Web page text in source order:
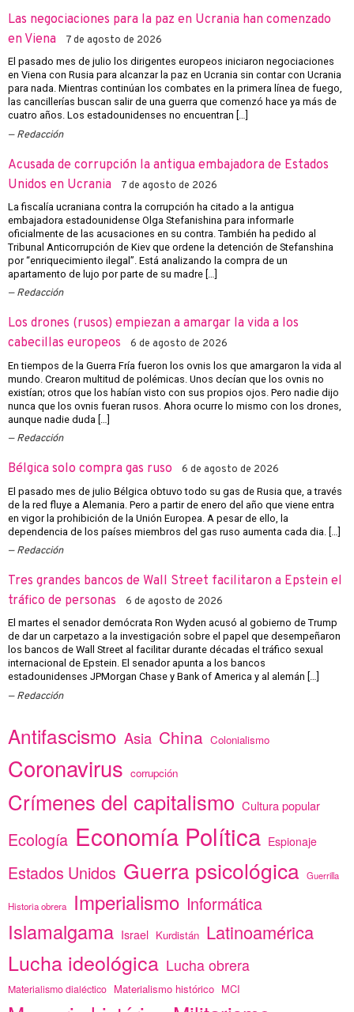
Las negociaciones para la paz en Ucrania han comenzado
en Viena
7 de agosto de 2026
El pasado mes de julio los dirigentes europeos iniciaron negociaciones
en Viena con Rusia para alcanzar la paz en Ucrania sin contar con Ucrania
para nada. Mientras continúan los combates en la primera línea de fuego,
las cancillerías buscan salir de una guerra que comenzó hace ya más de
cuatro años. Los estadounidenses no encuentran […]
Redacción
Acusada de corrupción la antigua embajadora de Estados
Unidos en Ucrania
7 de agosto de 2026
La fiscalía ucraniana contra la corrupción ha citado a la antigua
embajadora estadounidense Olga Stefanishina para informarle
oficialmente de las acusaciones en su contra. También ha pedido al
Tribunal Anticorrupción de Kiev que ordene la detención de Stefanshina
por “enriquecimiento ilegal”. Está analizando la compra de un
apartamento de lujo por parte de su madre […]
Redacción
Los drones (rusos) empiezan a amargar la vida a los
cabecillas europeos
6 de agosto de 2026
En tiempos de la Guerra Fría fueron los ovnis los que amargaron la vida al
mundo. Crearon multitud de polémicas. Unos decían que los ovnis no
existían; otros que los habían visto con sus propios ojos. Pero nadie dijo
nunca que los ovnis fueran rusos. Ahora ocurre lo mismo con los drones,
aunque nadie duda […]
Redacción
Bélgica solo compra gas ruso 6 de agosto de 2026
El pasado mes de julio Bélgica obtuvo todo su gas de Rusia que, a través
de la red fluye a Alemania. Pero a partir de enero del año que viene entra
en vigor la prohibición de la Unión Europea. A pesar de ello, la
dependencia de los países miembros del gas ruso aumenta cada dia. […]
Redacción
Tres grandes bancos de Wall Street facilitaron a Epstein el
tráfico de personas
6 de agosto de 2026
El martes el senador demócrata Ron Wyden acusó al gobierno de Trump
de dar un carpetazo a la investigación sobre el papel que desempeñaron
los bancos de Wall Street al facilitar durante décadas el tráfico sexual
internacional de Epstein. El senador apunta a los bancos
estadounidenses JPMorgan Chase y Bank of America y al alemán […]
Redacción
Antifascismo Asia China Colonialismo
Coronavirus corrupción
Crímenes del capitalismo Cultura popular
Ecología Economía Política Espionaje
Estados Unidos Guerra psicológica Guerrilla
Historia obrera Imperialismo Informática
Islamalgama Israel Kurdistán Latinoamérica
Lucha ideológica Lucha obrera
Materialismo dialéctico Materialismo histórico MCI